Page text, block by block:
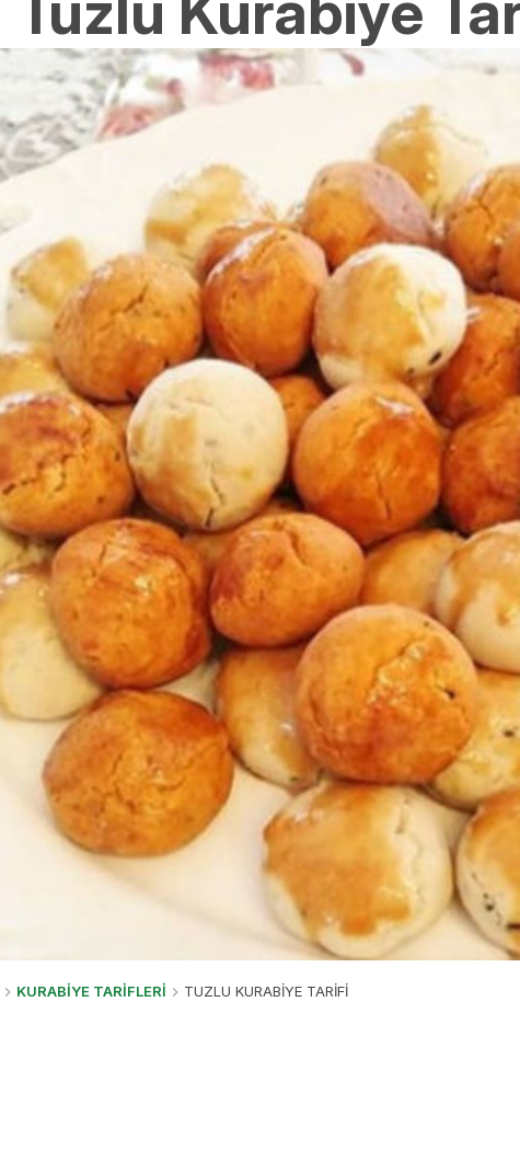
KURABİYE TARİFLERİ TUZLU KURABİYE TARİFİ